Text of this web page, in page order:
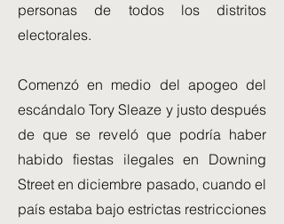
personas de todos los distritos
electorales.
Comenzó en medio del apogeo del
escándalo Tory Sleaze y justo después
de que se reveló que podría haber
habido fiestas ilegales en Downing
Street en diciembre pasado, cuando el
país estaba bajo estrictas restricciones